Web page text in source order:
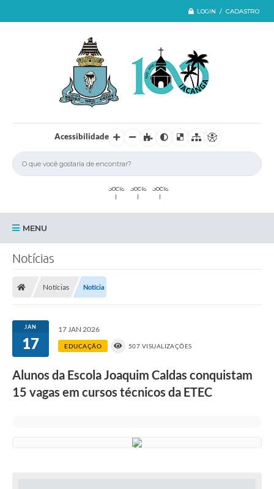
LOGIN / CADASTRO
Acessibilidade
MENU
Iacanga
Cartas de Serviços
Editais
Transparência
Notícias
Notícias Notícia
JAN
17
17 JAN 2026
EDUCAÇÃO 507 VISUALIZAÇÕES
Alunos da Escola Joaquim Caldas conquistam
15 vagas em cursos técnicos da ETEC